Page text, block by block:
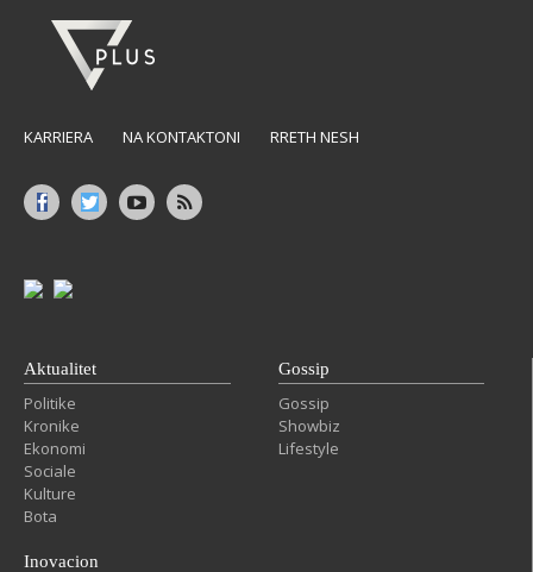
KARRIERA NA KONTAKTONI RRETH NESH
Aktualitet
Politike
Kronike
Ekonomi
Sociale
Kulture
Bota
Gossip
Gossip
Showbiz
Lifestyle
Inovacion